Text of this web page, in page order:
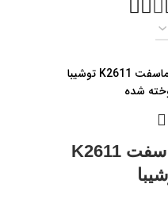
شده
ماسفت K2611